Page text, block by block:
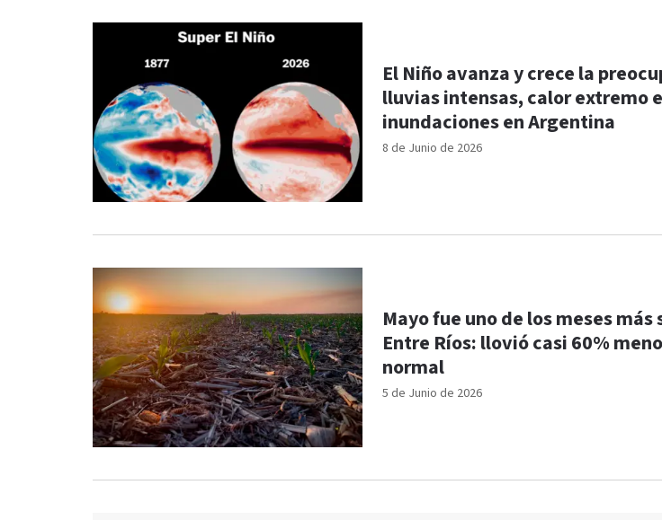
8 de Junio de 2026
El Niño avanza y crece la
lluvias intensas, calor extremo e
inundaciones en Argentina
5 de Junio de 2026
Mayo fue uno de los meses más
Entre Ríos: llovió casi 60%
normal